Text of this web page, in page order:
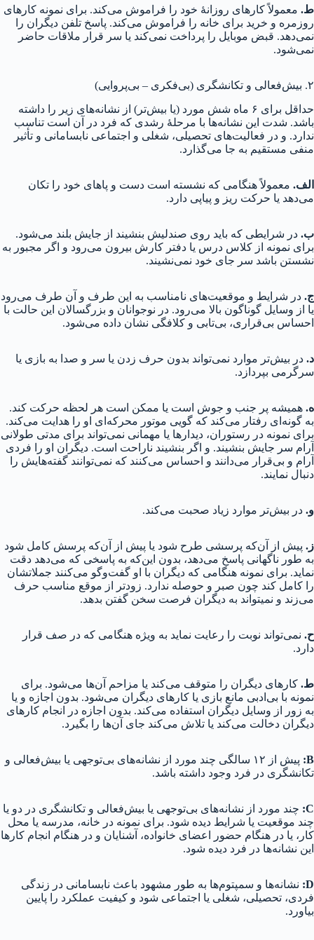
ط. معمولاً کارهای روزانهٔ خود را فراموش می‌کند. برای نمونه کارهای
روزمره و خرید برای خانه را فراموش می‌کند. پاسخ تلفن دیگران را
نمی‌دهد. قبض موبایل را پرداخت نمی‌کند یا سر قرار ملاقات حاضر
نمی‌شود.
۲. بیش‌فعالی و تکانشگری (بی‌فکری – بی‌پروایی)
حداقل برای ۶ ماه شش مورد (یا بیش‌تر) از نشانه‌های زیر را داشته
باشد. شدت این نشانه‌ها با مرحلهٔ رشدی که فرد در آن است تناسب
ندارد. و در فعالیت‌های تحصیلی، شغلی و اجتماعی نابسامانی و تأثیر
منفی مستقیم به جا می‌گذارد.
الف. معمولاً هنگامی که نشسته است دست و پاهای خود را تکان
می‌دهد یا حرکت ریز و پیاپی دارد.
ب. در شرایطی که باید روی صندلیش بنشیند از جایش بلند می‌شود.
برای نمونه از کلاس درس یا دفتر کارش بیرون می‌رود و اگر مجبور به
نشستن باشد سر جای خود نمی‌نشیند.
ج. در شرایط و موقعیت‌های نامناسب به این طرف و آن طرف می‌رود
یا از وسایل گوناگون بالا می‌رود. در نوجوانان و بزرگسالان این حالت با
احساس بی‌قراری، بی‌تابی و کلافگی نشان داده می‌شود.
د. در بیش‌تر موارد نمی‌تواند بدون حرف زدن یا سر و صدا به بازی یا
سرگرمی بپردازد.
ه. همیشه پر جنب و جوش است یا ممکن است هر لحظه حرکت کند.
به گونه‌ای رفتار می‌کند که گویی موتور محرکه‌ای او را هدایت می‌کند.
برای نمونه در رستوران، دیدارها یا مهمانی نمی‌تواند برای مدتی طولانی
آرام سر جایش بنشیند. و اگر بنشیند ناراحت است. دیگران او را فردی
آرام و بی‌قرار می‌دانند و احساس می‌کنند که نمی‌توانند گفته‌هایش را
دنبال نمایند.
و. در بیش‌تر موارد زیاد صحبت می‌کند.
ز. پیش از آن‌که پرسشی طرح شود یا پیش از آن‌که پرسش کامل شود
به طور ناگهانی پاسخ می‌دهد، بدون این‌که به پاسخی که می‌دهد دقت
نماید. برای نمونه هنگامی که دیگران با او گفت‌و‌گو می‌کنند جملاتشان
را کامل کند چون صبر و حوصله ندارد. زودتر از موقع مناسب حرف
می‌زند و نمیتواند به دیگران فرصت سخن گفتن بدهد.
ح. نمی‌تواند نوبت را رعایت نماید به ویژه هنگامی که در صف قرار
دارد.
ط. کارهای دیگران را متوقف می‌کند یا مزاحم آن‌ها می‌شود. برای
نمونه با بی‌ادبی مانع بازی یا کارهای دیگران می‌شود. بدون اجازه و یا
به زور از وسایل دیگران استفاده می‌کند. بدون اجازه در انجام کارهای
دیگران دخالت می‌کند یا تلاش می‌کند جای آن‌ها را بگیرد.
B
:
پیش از ۱۲ سالگی چند مورد از نشانه‌های بی‌توجهی یا بیش‌فعالی و
تکانشگری در فرد وجود داشته باشد.
C
: چند مورد از نشانه‌های بی‌توجهی یا بیش‌فعالی و تکانشگری در دو یا
چند موقعیت یا شرایط دیده شود. برای نمونه در خانه، مدرسه یا محل
کار، یا در هنگام حضور اعضای خانواده، آشنایان و در هنگام انجام کارها
این نشانه‌ها در فرد دیده شود.
D
: نشانه‌ها و سمپتوم‌ها به طور مشهود باعث نابسامانی در زندگی
فردی، تحصیلی، شغلی یا اجتماعی شود و کیفیت عملکرد را پایین
بیاورد.